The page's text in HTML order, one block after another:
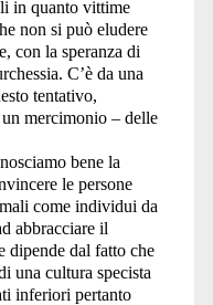
in quanto vittime
non si può eludere
con la speranza di
C’è da una
tentativo,
mercimonio – delle
bene la
le persone
come individui da
abbracciare il
dipende dal fatto che
una cultura specista
inferiori pertanto